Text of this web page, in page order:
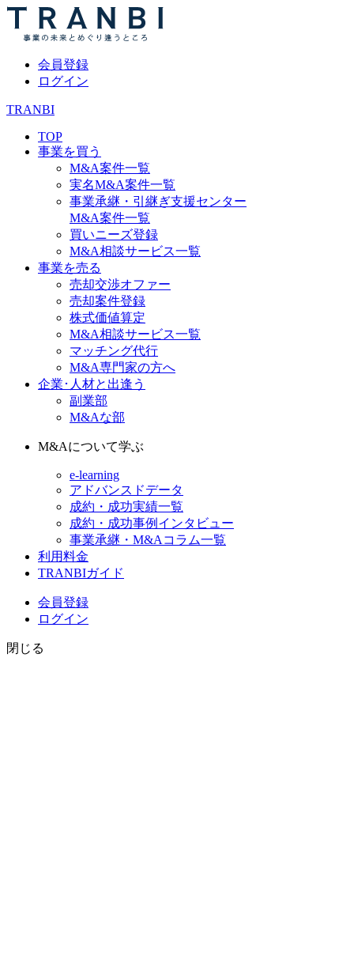
会員登録
ログイン
TRANBI
TOP
事業を買う
M&A案件一覧
実名M&A案件一覧
事業承継・引継ぎ支援センター
M&A案件一覧
買いニーズ登録
M&A相談サービス一覧
事業を売る
売却交渉オファー
売却案件登録
株式価値算定
M&A相談サービス一覧
マッチング代行
M&A専門家の方へ
企業･人材と出逢う
副業部
M&Aな部
M&Aについて学ぶ
e-learning
アドバンスドデータ
成約・成功実績一覧
成約・成功事例インタビュー
事業承継・M&Aコラム一覧
利用料金
TRANBIガイド
会員登録
ログイン
閉じる